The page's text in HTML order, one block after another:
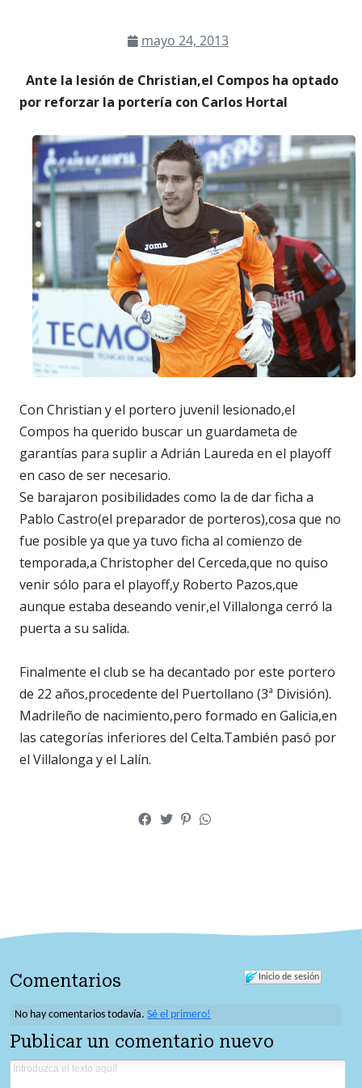
mayo 24, 2013
Ante la lesión de Christian,el Compos ha optado
por reforzar la portería con Carlos Hortal
Con Christian y el portero juvenil lesionado,el
Compos ha querido buscar un guardameta de
garantías para suplir a Adrián Laureda en el playoff
en caso de ser necesario.
Se barajaron posibilidades como la de dar ficha a
Pablo Castro(el preparador de porteros),cosa que no
fue posible ya que ya tuvo ficha al comienzo de
temporada,a Christopher del Cerceda,que no quiso
venir sólo para el playoff,y Roberto Pazos,que
aunque estaba deseando venir,el Villalonga cerró la
puerta a su salida.
Finalmente el club se ha decantado por este portero
de 22 años,procedente del Puertollano (3ª División).
Madrileño de nacimiento,pero formado en Galicia,en
las categorías inferiores del Celta.También pasó por
el Villalonga y el Lalín.
Inicio de sesión
Comentarios
No hay comentarios todavía.Sé el primero!
Publicar un comentario nuevo